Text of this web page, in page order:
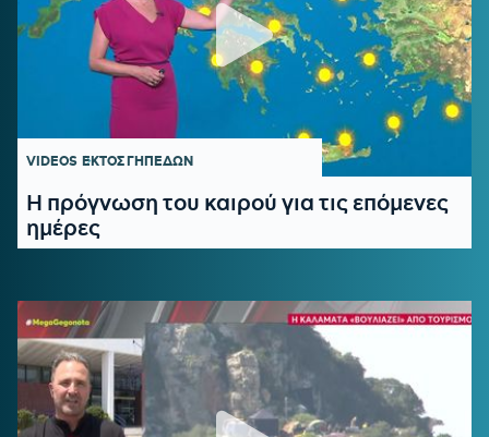
VIDEOS ΕΚΤΟΣ ΓΗΠΕΔΩΝ
Η πρόγνωση του καιρού για τις επόμενες
ημέρες